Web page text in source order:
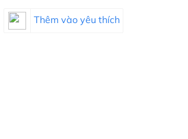
Thêm vào yêu thích